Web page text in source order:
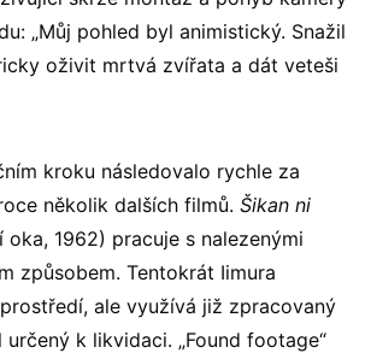
„Můj pohled byl animistický. Snažil
oživit mrtvá zvířata a dát veteši
kroku následovalo rychle za
několik dalších filmů. Šikan ni
oka, 1962) pracuje s nalezenými
způsobem. Tentokrát Iimura
ale využívá již zpracovaný
k likvidaci. „Found footage“